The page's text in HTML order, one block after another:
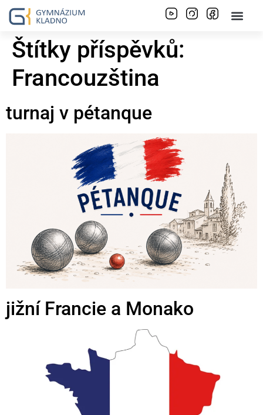
Štítky příspěvků:
Francouzština
turnaj v pétanque
jižní Francie a Monako